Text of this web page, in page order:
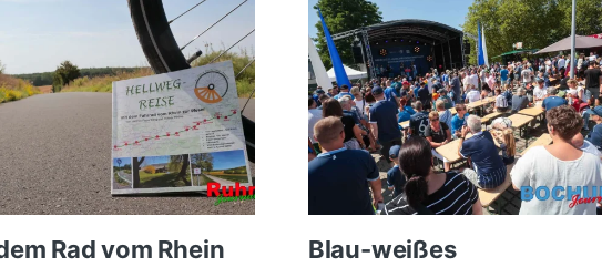
Rad vom Rhein
Blau-weißes